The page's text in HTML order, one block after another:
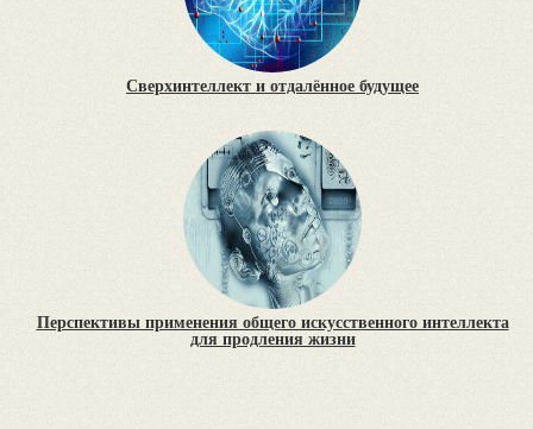
Сверхинтеллект и отдалённое будущее
Перспективы применения общего искусственного интеллекта
для продления жизни